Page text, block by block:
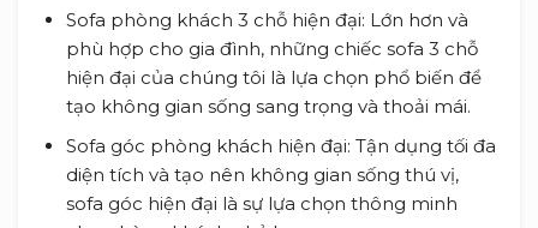
Sofa phòng khách 3 chỗ hiện đại: Lớn hơn và
phù hợp cho gia đình, những chiếc sofa 3 chỗ
hiện đại của chúng tôi là lựa chọn phổ biến để
tạo không gian sống sang trọng và thoải mái.
Sofa góc phòng khách hiện đại: Tận dụng tối đa
diện tích và tạo nên không gian sống thú vị,
sofa góc hiện đại là sự lựa chọn thông minh